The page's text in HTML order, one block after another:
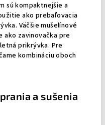
sú kompaktnejšie a
ako prebaľovacia
Väčšie mušelínové
ako zavinovačka pre
prikrývka. Pre
kombináciu oboch
a sušenia